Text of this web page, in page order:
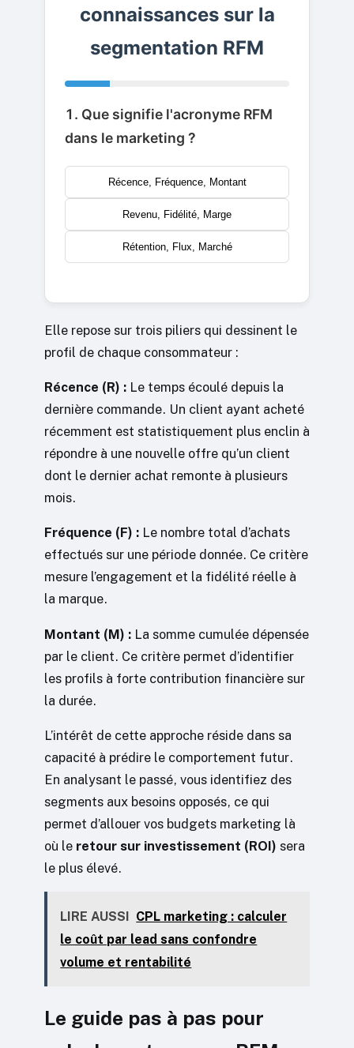
connaissances sur la
segmentation RFM
1. Que signifie l'acronyme RFM
dans le marketing ?
Récence, Fréquence, Montant
Revenu, Fidélité, Marge
Rétention, Flux, Marché
Elle repose sur trois piliers qui dessinent le
profil de chaque consommateur :
Récence (R) : Le temps écoulé depuis la
dernière commande. Un client ayant acheté
récemment est statistiquement plus enclin à
répondre à une nouvelle offre qu’un client
dont le dernier achat remonte à plusieurs
mois.
Fréquence (F) : Le nombre total d’achats
effectués sur une période donnée. Ce critère
mesure l’engagement et la fidélité réelle à
la marque.
Montant (M) : La somme cumulée dépensée
par le client. Ce critère permet d’identifier
les profils à forte contribution financière sur
la durée.
L’intérêt de cette approche réside dans sa
capacité à prédire le comportement futur.
En analysant le passé, vous identifiez des
segments aux besoins opposés, ce qui
permet d’allouer vos budgets marketing là
où le retour sur investissement (ROI) sera
le plus élevé.
LIRE AUSSI CPL marketing : calculer
le coût par lead sans confondre
volume et rentabilité
Le guide pas à pas pour